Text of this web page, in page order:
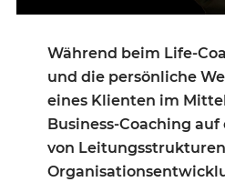
Während beim Life-
und die persönliche
eines Klienten im
Business-Coaching
von